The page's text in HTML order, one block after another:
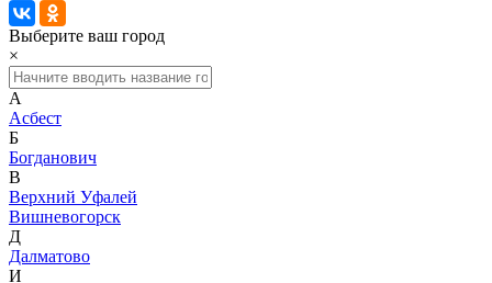
Выберите ваш город
×
А
Асбест
Б
Богданович
В
Верхний Уфалей
Вишневогорск
Д
Далматово
И